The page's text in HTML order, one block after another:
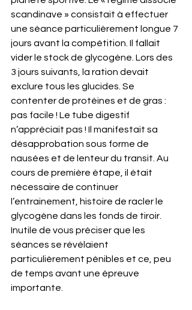
scandinave » consistait à effectuer
une séance particulièrement longue 7
jours avant la compétition. Il fallait
vider le stock de glycogène. Lors des
3 jours suivants, la ration devait
exclure tous les glucides. Se
contenter de protéines et de gras :
pas facile ! Le tube digestif
n’appréciait pas ! Il manifestait sa
désapprobation sous forme de
nausées et de lenteur du transit. Au
cours de première étape, il était
nécessaire de continuer
l’entrainement, histoire de racler le
glycogène dans les fonds de tiroir.
Inutile de vous préciser que les
séances se révélaient
particulièrement pénibles et ce, peu
de temps avant une épreuve
importante.